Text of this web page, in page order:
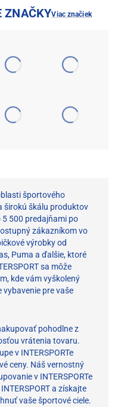
ZNAČKYViac značiek
športového
širokú škálu produktov
5 500 predajňami po
zákazníkom vo
výrobky od
Puma a ďalšie, ktoré
sa môže
kde vám vyškolený
pre vaše
pohodlne z
vrátenia tovaru.
v INTERSPORTe
ceny. Náš vernostný
v INTERSPORTe
a získajte
vaše športové ciele.